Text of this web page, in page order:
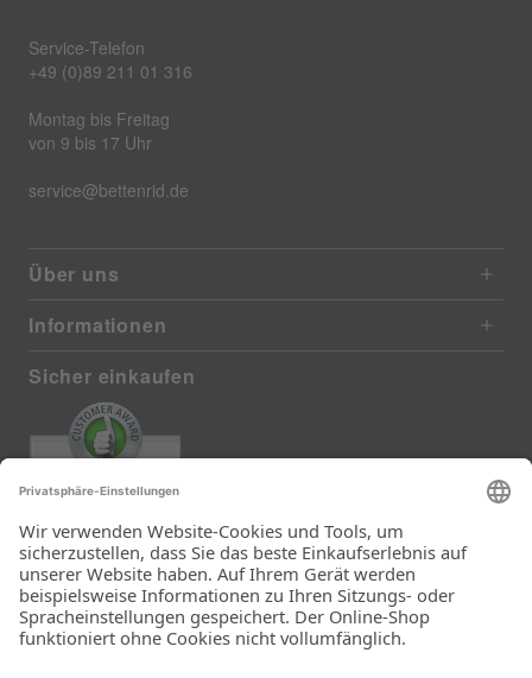
Service-Telefon
+49 (0)89 211 01 316
Montag bis Freitag
von 9 bis 17 Uhr
service@bettenrid.de
Über uns
Informationen
Sicher einkaufen
385 reviews from real customers
(last 12 months)
Total: 11283
Die Auswahl und die
Einfachheit der
Bestellung.